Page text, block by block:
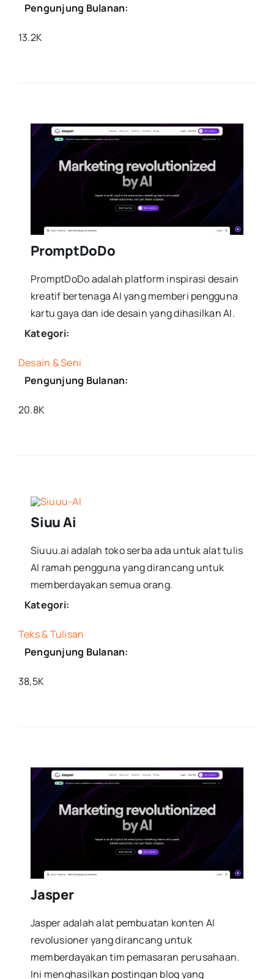
Pengunjung Bulanan:
13.2K
PromptDoDo
PromptDoDo adalah platform inspirasi desain
kreatif bertenaga AI yang memberi pengguna
kartu gaya dan ide desain yang dihasilkan AI.
Kategori:
Desain & Seni
Pengunjung Bulanan:
20.8K
Siuu Ai
Siuuu.ai adalah toko serba ada untuk alat tulis
AI ramah pengguna yang dirancang untuk
memberdayakan semua orang.
Kategori:
Teks & Tulisan
Pengunjung Bulanan:
38,5K
Jasper
Jasper adalah alat pembuatan konten AI
revolusioner yang dirancang untuk
memberdayakan tim pemasaran perusahaan.
Ini menghasilkan postingan blog yang